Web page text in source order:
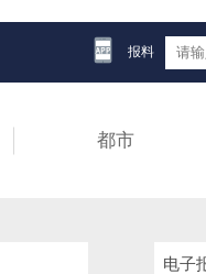
报料
都市
电子
第